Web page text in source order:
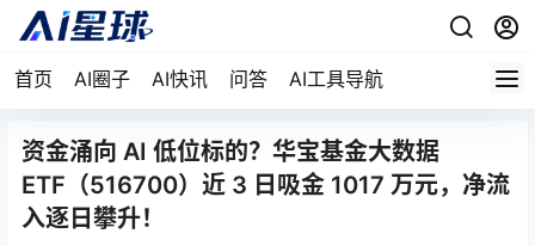
首页 AI圈子 AI快讯 问答 AI工具导航
资金涌向 AI 低位标的？华宝基金大数据
ETF（516700）近 3 日吸金 1017 万元，净流
入逐日攀升！